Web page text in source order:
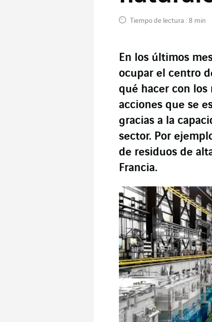
Tiempo de lectura : 8 min
En los últimos
ocupar el centro
qué hacer con los
acciones que se
gracias a la
sector. Por
de residuos de
Francia.